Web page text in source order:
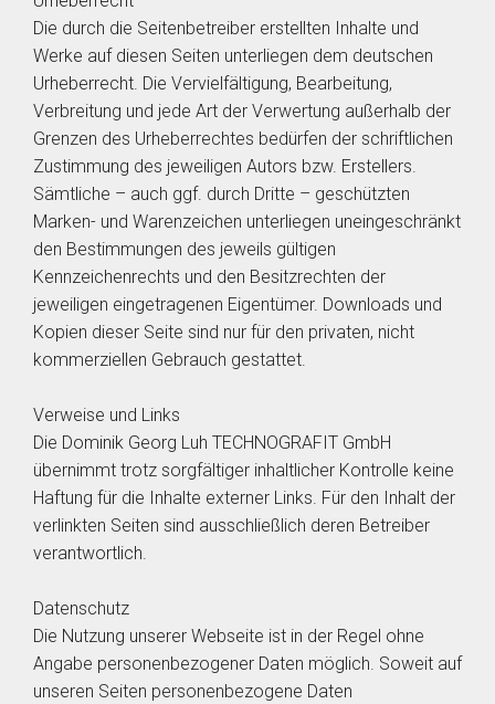
Die durch die Seitenbetreiber erstellten Inhalte und
Werke auf diesen Seiten unterliegen dem deutschen
Urheberrecht. Die Vervielfältigung, Bearbeitung,
Verbreitung und jede Art der Verwertung außerhalb der
Grenzen des Urheberrechtes bedürfen der schriftlichen
Zustimmung des jeweiligen Autors bzw. Erstellers.
Sämtliche – auch ggf. durch Dritte – geschützten
Marken- und Warenzeichen unterliegen uneingeschränkt
den Bestimmungen des jeweils gültigen
Kennzeichenrechts und den Besitzrechten der
jeweiligen eingetragenen Eigentümer. Downloads und
Kopien dieser Seite sind nur für den privaten, nicht
kommerziellen Gebrauch gestattet.
Verweise und Links
Die Dominik Georg Luh TECHNOGRAFIT GmbH
übernimmt trotz sorgfältiger inhaltlicher Kontrolle keine
Haftung für die Inhalte externer Links. Für den Inhalt der
verlinkten Seiten sind ausschließlich deren Betreiber
verantwortlich.
Datenschutz
Die Nutzung unserer Webseite ist in der Regel ohne
Angabe personenbezogener Daten möglich. Soweit auf
unseren Seiten personenbezogene Daten